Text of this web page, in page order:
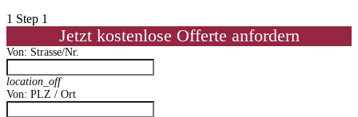
1 Step 1
Jetzt kostenlose Offerte anfordern
Von: Strasse/Nr.
location_off
Von: PLZ / Ort